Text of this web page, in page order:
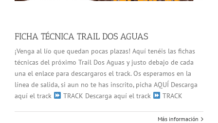
FICHA TÉCNICA TRAIL DOS AGUAS
¡Venga al lío que quedan pocas plazas! Aquí tenéis las fichas
técnicas del próximo Trail Dos Aguas y justo debajo de cada
una el enlace para descargaros el track. Os esperamos en la
línea de salida, si aun no te has inscrito, picha AQUÍ Descarga
aquí el track
TRACK Descarga aquí el track TRACK
Más información